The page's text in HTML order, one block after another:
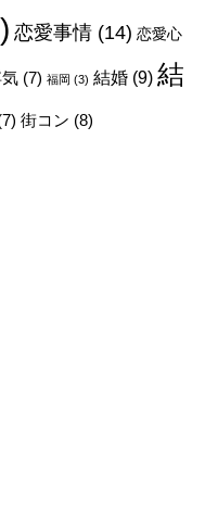
恋愛事情(14) 恋愛心
(7) 福岡 (3) 結婚(9) 結
街コン (8)